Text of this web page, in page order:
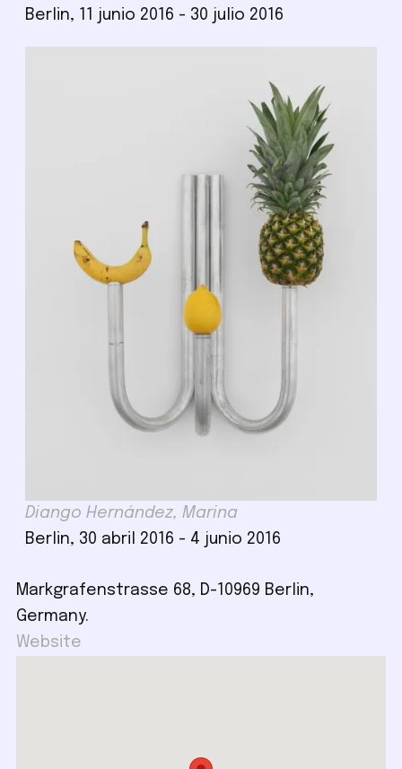
Berlin, 11 junio 2016 - 30 julio 2016
Diango Hernández, Marina
Berlin, 30 abril 2016 - 4 junio 2016
Markgrafenstrasse 68, D-10969 Berlin,
Germany.
Website